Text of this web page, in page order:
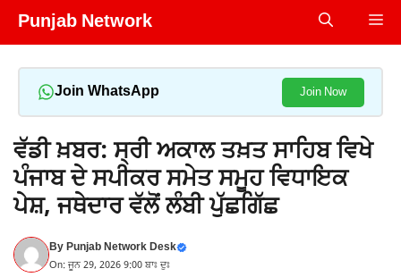
Skip
Punjab Network
Join WhatsApp Join Now
ਵੱਡੀ ਖ਼ਬਰ: ਸ੍ਰੀ ਅਕਾਲ ਤਖ਼ਤ ਸਾਹਿਬ ਵਿਖੇ
ਪੰਜਾਬ ਦੇ ਸਪੀਕਰ ਸਮੇਤ ਸਮੂਹ ਵਿਧਾਇਕ
ਪੇਸ਼, ਜਥੇਦਾਰ ਵੱਲੋਂ ਲੰਬੀ ਪੁੱਛਗਿੱਛ
ByPunjab Network Desk
On: ਜੂਨ 29, 2026 9:00 ਬਾਃ ਦੁਃ